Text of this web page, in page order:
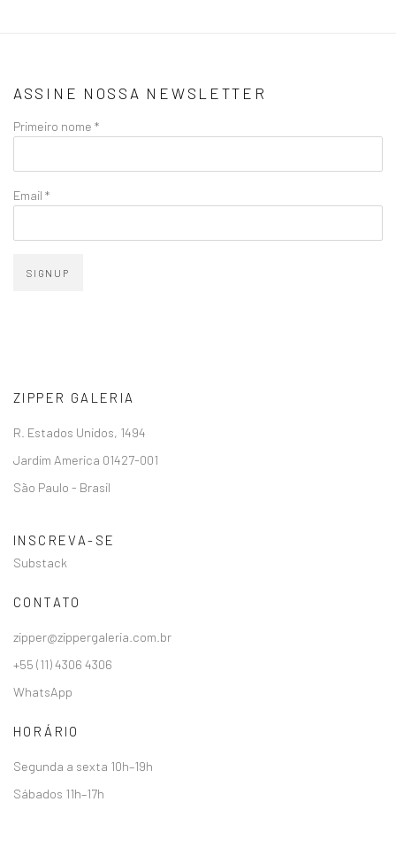
ASSINE NOSSA NEWSLETTER
Primeiro nome *
Email *
SIGNUP
ZIPPER GALERIA
R. Estados Unidos, 1494
Jardim America 01427-001
São Paulo - Brasil
INSCREVA-SE
Substack
CONTATO
zipper@zippergaleria.com.br
+55 (11) 4306 4306
WhatsApp
HORÁRIO
Segunda a sexta 10h–19h
Sábados 11h–17h